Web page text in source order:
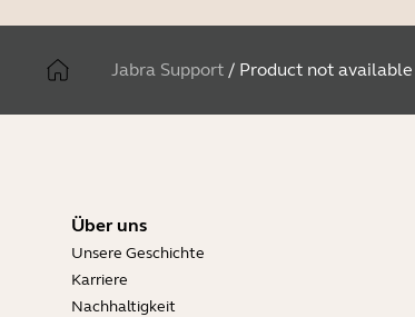
Jabra Support / Product not available
Über uns
Unsere Geschichte
Karriere
Nachhaltigkeit